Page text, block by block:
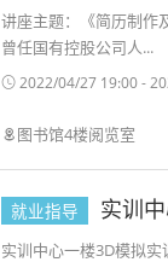
讲座主题：《简历制作
曾任国有控股公司人...
2022/04/27 19:00 -
图书馆4楼阅览室
就业指导 实训
实训中心一楼3D模拟